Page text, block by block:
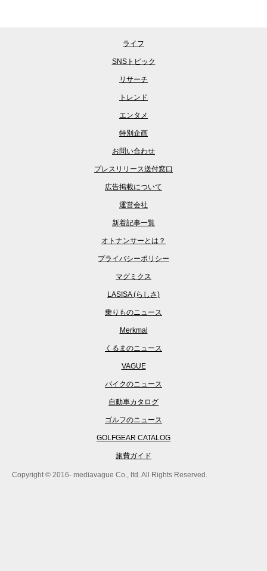
ライフ
SNSトピック
リサーチ
トレンド
エンタメ
特別企画
お問い合わせ
プレスリリース送付窓口
広告掲載について
運営会社
新着記事一覧
オトナンサーとは？
プライバシーポリシー
マグミクス
LASISA (らしさ)
乗りものニュース
Merkmal
くるまのニュース
VAGUE
バイクのニュース
自動車カタログ
ゴルフのニュース
GOLFGEAR CATALOG
旅費ガイド
Copyright © 2016- mediavague Co., ltd. All Rights Reserved.